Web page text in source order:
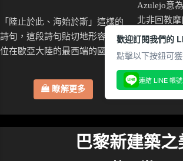
「陸止於此、海始於斯」這樣的
詩句，這段詩句貼切地形容這個
位在歐亞大陸的最西端的國家..
瞭解更多
Azulejo意
北非回教
島，在葡
巴黎新建築之
歡迎訂閱我們的
點擊以下按鈕可
連結 LINE 帳號